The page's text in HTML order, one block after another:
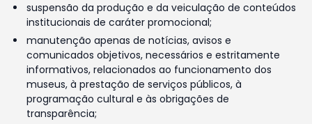
suspensão da produção e da veiculação de conteúdos
institucionais de caráter promocional;
manutenção apenas de notícias, avisos e
comunicados objetivos, necessários e estritamente
informativos, relacionados ao funcionamento dos
museus, à prestação de serviços públicos, à
programação cultural e às obrigações de
transparência;